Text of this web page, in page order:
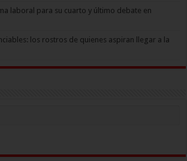
laboral para su cuarto y último debate en
los rostros de quienes aspiran llegar a la